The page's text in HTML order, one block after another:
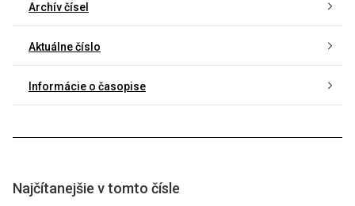
Archív čísel
Aktuálne číslo
Informácie o časopise
Najčítanejšie v tomto čísle